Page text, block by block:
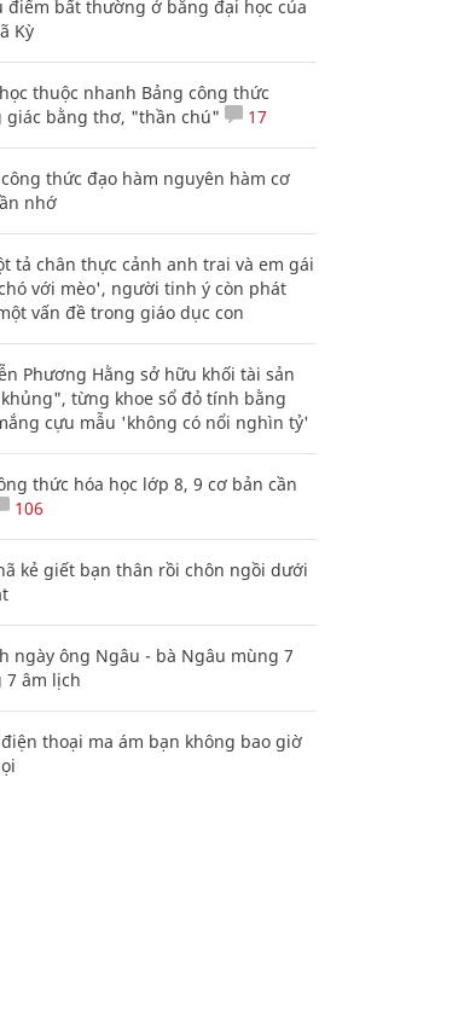
điểm bất thường ở bằng đại học của
Kỳ
thuộc nhanh Bảng công thức
giác bằng thơ, "thần chú"
17
thức đạo hàm nguyên hàm cơ
nhớ
tả chân thực cảnh anh trai và em gái
với mèo', người tinh ý còn phát
vấn đề trong giáo dục con
Phương Hằng sở hữu khối tài sản
từng khoe sổ đỏ tính bằng
cựu mẫu 'không có nổi nghìn tỷ'
thức hóa học lớp 8, 9 cơ bản cần
106
kẻ giết bạn thân rồi chôn ngồi dưới
ngày ông Ngâu - bà Ngâu mùng 7
7 âm lịch
thoại ma ám bạn không bao giờ